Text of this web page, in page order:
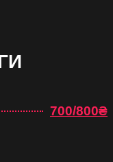
700/800₴